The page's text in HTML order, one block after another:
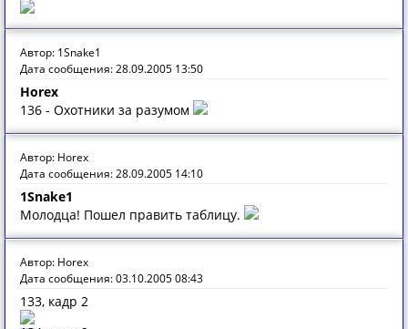
Автор: 1Snake1
Дата сообщения: 28.09.2005 13:50
Horex
136 - Охотники за разумом
Автор: Horex
Дата сообщения: 28.09.2005 14:10
1Snake1
Молодца! Пошел править таблицу.
Автор: Horex
Дата сообщения: 03.10.2005 08:43
133, кадр 2